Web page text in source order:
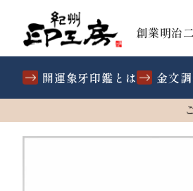
創業明治
開運象牙印鑑とは 金文